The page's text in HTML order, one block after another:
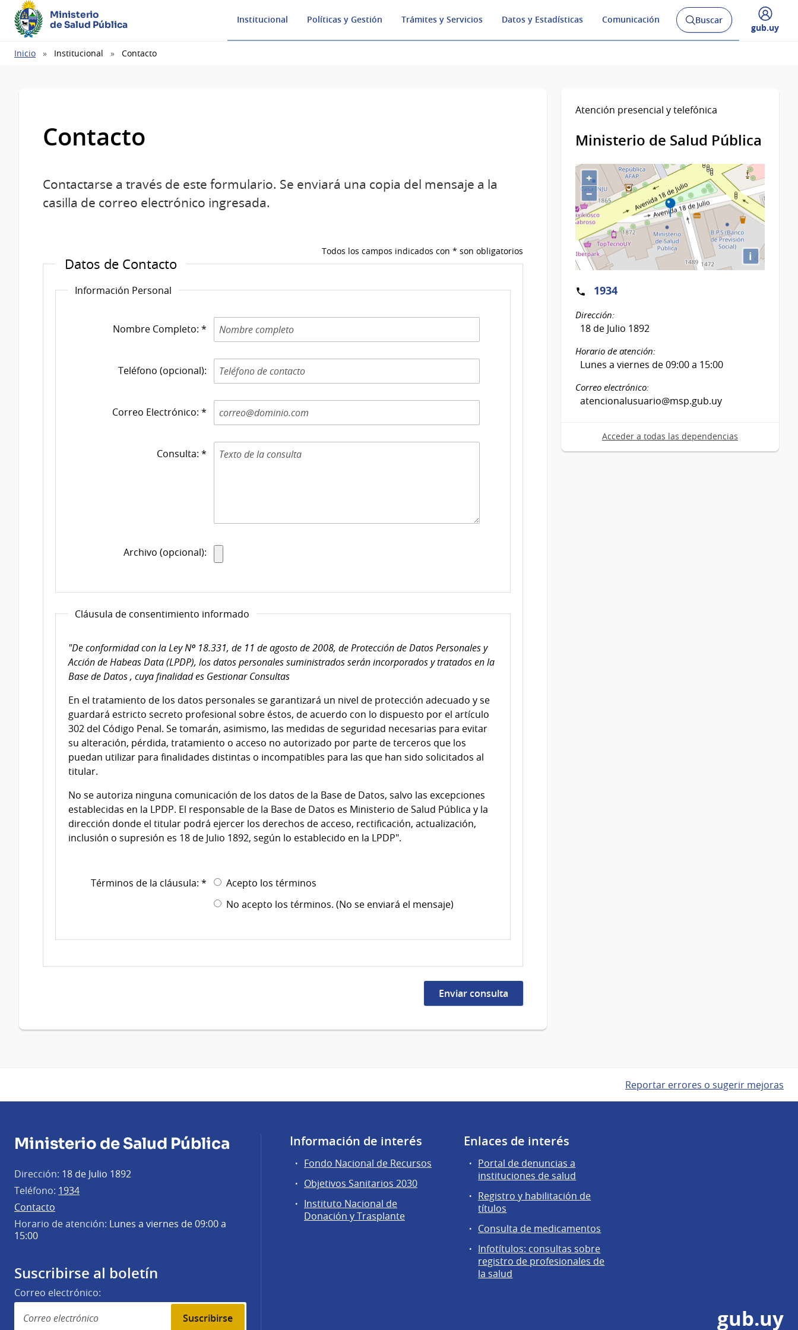
Ministerio
de Salud Pública
Institucional Políticas y Gestión Trámites y Servicios Datos y Estadísticas Comunicación
Abrir
buscador
Buscar
Desplegar
gub.uy
Ruta
Inicio Institucional Contacto
Contacto
Contactarse a través de este formulario. Se enviará una copia del mensaje a la
casilla de correo electrónico ingresada.
Todos los campos indicados con * son obligatorios
Datos de Contacto
Información Personal
Nombre Completo: *
Teléfono (opcional):
Correo Electrónico: *
Consulta: *
Archivo (opcional):
Cláusula de consentimiento informado
"De conformidad con la Ley Nº 18.331, de 11 de agosto de 2008, de Protección de Datos Personales y
Acción de Habeas Data (LPDP), los datos personales suministrados serán incorporados y tratados en la
Base de Datos , cuya finalidad es Gestionar Consultas
En el tratamiento de los datos personales se garantizará un nivel de protección adecuado y se
guardará estricto secreto profesional sobre éstos, de acuerdo con lo dispuesto por el artículo
302 del Código Penal. Se tomarán, asimismo, las medidas de seguridad necesarias para evitar
su alteración, pérdida, tratamiento o acceso no autorizado por parte de terceros que los
puedan utilizar para finalidades distintas o incompatibles para las que han sido solicitados al
titular.
No se autoriza ninguna comunicación de los datos de la Base de Datos, salvo las excepciones
establecidas en la LPDP. El responsable de la Base de Datos es Ministerio de Salud Pública y la
dirección donde el titular podrá ejercer los derechos de acceso, rectificación, actualización,
inclusión o supresión es 18 de Julio 1892, según lo establecido en la LPDP".
Términos de la cláusula: *
Acepto los términos
No acepto los términos. (No se enviará el mensaje)
Atención presencial y telefónica
Ministerio de Salud Pública
+
−
i
1934
Dirección:
18 de Julio 1892
Horario de atención:
Lunes a viernes de 09:00 a 15:00
Correo electrónico:
atencionalusuario@msp.gub.uy
Acceder a todas las dependencias
Reportar errores o sugerir mejoras
Ministerio de Salud Pública
Dirección: 18 de Julio 1892
Teléfono: 1934
Contacto
Horario de atención: Lunes a viernes de 09:00 a
15:00
Suscribirse al boletín
Correo electrónico:
Suscribirse
Información de interés
Fondo Nacional de Recursos
Objetivos Sanitarios 2030
Instituto Nacional de
Donación y Trasplante
Enlaces de interés
Portal de denuncias a
instituciones de salud
Registro y habilitación de
títulos
Consulta de medicamentos
Infotítulos: consultas sobre
registro de profesionales de
la salud
gub.uy